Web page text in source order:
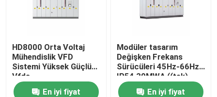
HD8000 Orta Voltaj
Mühendislik VFD
Sistemi Yüksek Güçlü
Vfds
En iyi fiyat
Modüler tasarım
Değişken Frekans
Sürücüleri 45Hz-66Hz
IP54 30MWA ((tek),
60MVA ((paralel)
En iyi fiyat